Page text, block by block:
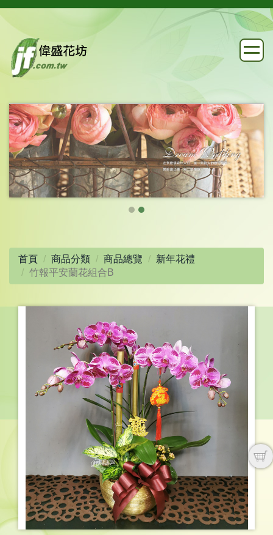
首頁 商品分類 商品總覽
新年花禮
竹報平安蘭花組合B